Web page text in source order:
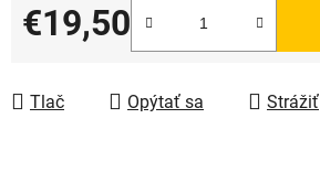
€19,50
Jednotková cena:
Tlač Opýtať sa Strážiť